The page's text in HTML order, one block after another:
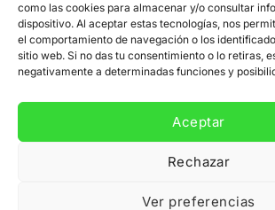
como las cookies para almacenar y/o consultar
dispositivo. Al aceptar estas tecnologías, nos
el comportamiento de navegación o los
sitio web. Si no das tu consentimiento o lo retiras,
negativamente a determinadas funciones y
Aceptar
Rechazar
Ver preferencias
Suscríbete a nuestro boletín
Suscríbete a nuestro boletín de
descuento de 10% en tu primer pedido.